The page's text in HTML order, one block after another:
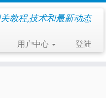
关教程,技术和最新动态
用户中心 登陆